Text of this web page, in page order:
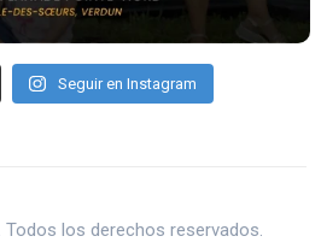
Seguir en Instagram
los derechos reservados.